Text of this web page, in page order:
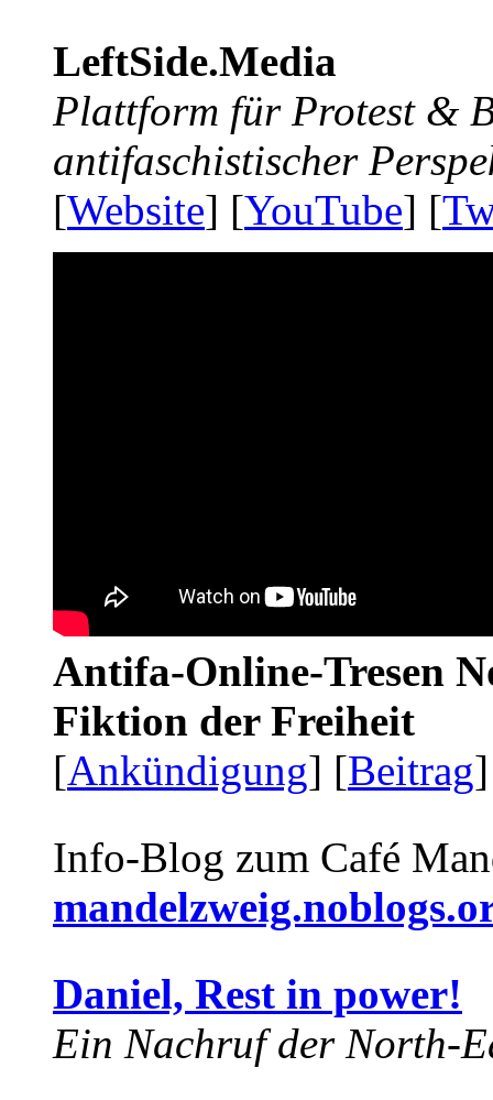
LeftSide.Media
Plattform für Protest &
antifaschistischer
[Website] [YouTube] [
Antifa-Online-Tresen
Fiktion der Freiheit
[Ankündigung] [Beitrag
Info-Blog zum Café
Daniel, Rest in power!
Ein Nachruf der North-